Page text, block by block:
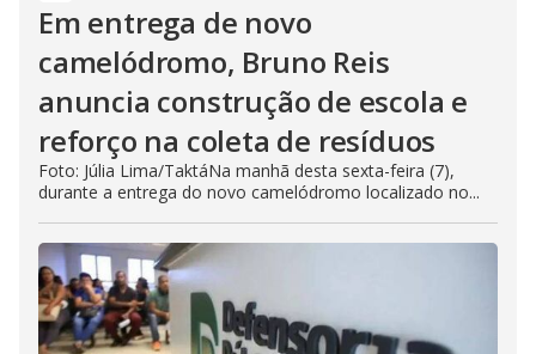
Em entrega de novo
camelódromo, Bruno Reis
anuncia construção de escola e
reforço na coleta de resíduos
Foto: Júlia Lima/TaktáNa manhã desta sexta-feira (7),
durante a entrega do novo camelódromo localizado no...